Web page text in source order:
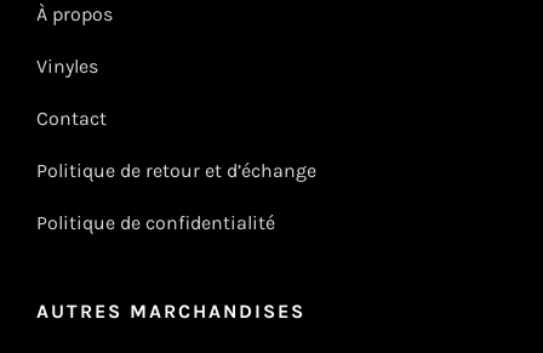
À propos
Vinyles
Contact
Politique de retour et d’échange
Politique de confidentialité
AUTRES MARCHANDISES